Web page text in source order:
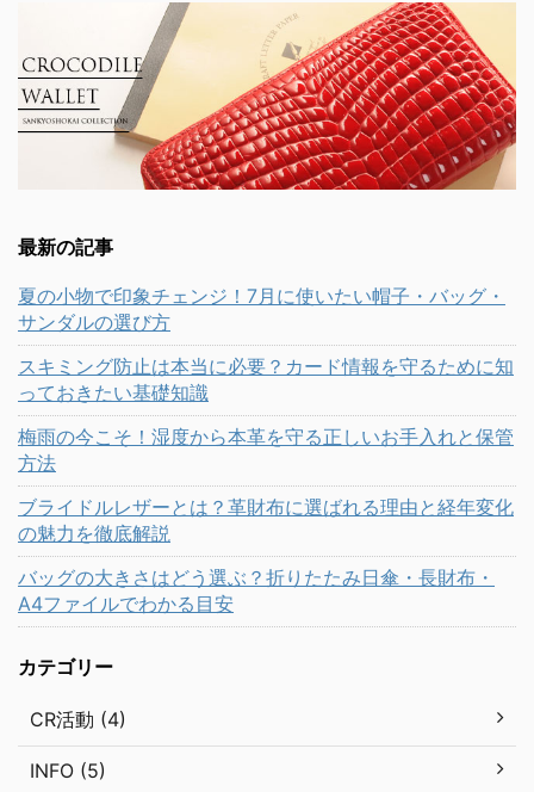
最新の記事
夏の小物で印象チェンジ！7月に使いたい帽子・バッグ・
サンダルの選び方
スキミング防止は本当に必要？カード情報を守るために知
っておきたい基礎知識
梅雨の今こそ！湿度から本革を守る正しいお手入れと保管
方法
ブライドルレザーとは？革財布に選ばれる理由と経年変化
の魅力を徹底解説
バッグの大きさはどう選ぶ？折りたたみ日傘・長財布・
A4ファイルでわかる目安
カテゴリー
CR活動 (4)
INFO (5)